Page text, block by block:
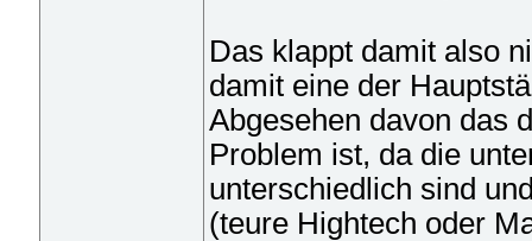
Das klappt damit also
damit eine der
Abgesehen davon das
Problem ist, da die
unterschiedlich sind
(teure Hightech oder